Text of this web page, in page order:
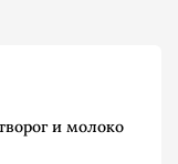
и молоко